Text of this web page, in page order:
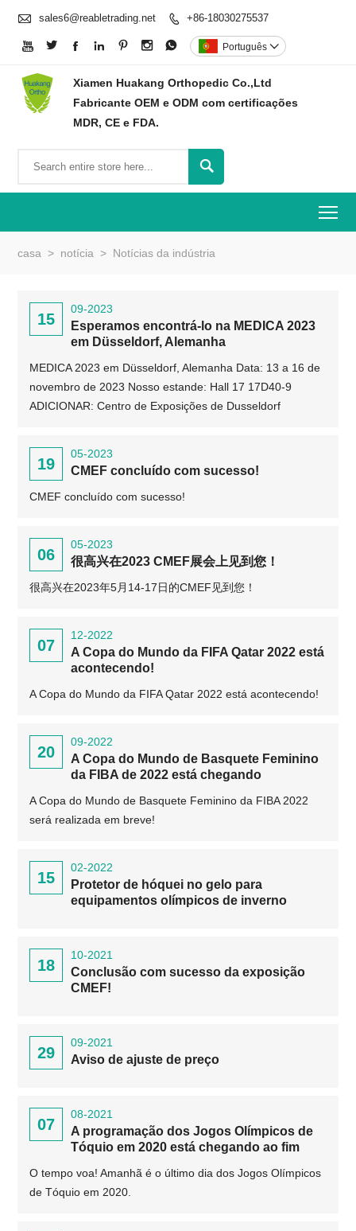
 sales6@reabletrading.net  +86-18030275537
       Português 
Xiamen Huakang Orthopedic Co.,Ltd
Fabricante OEM e ODM com certificações
MDR, CE e FDA.

casa > notícia > Notícias da indústria
15
09-2023
Esperamos encontrá-lo na MEDICA 2023
em Düsseldorf, Alemanha
MEDICA 2023 em Düsseldorf, Alemanha Data: 13 a 16 de
novembro de 2023 Nosso estande: Hall 17 17D40-9
ADICIONAR: Centro de Exposições de Dusseldorf
19
05-2023
CMEF concluído com sucesso!
CMEF concluído com sucesso!
06
05-2023
很高兴在2023 CMEF展会上见到您！
很高兴在2023年5月14-17日的CMEF见到您！
07
12-2022
A Copa do Mundo da FIFA Qatar 2022 está
acontecendo!
A Copa do Mundo da FIFA Qatar 2022 está acontecendo!
20
09-2022
A Copa do Mundo de Basquete Feminino
da FIBA ​​de 2022 está chegando
A Copa do Mundo de Basquete Feminino da FIBA ​​2022
será realizada em breve!
15
02-2022
Protetor de hóquei no gelo para
equipamentos olímpicos de inverno
18
10-2021
Conclusão com sucesso da exposição
CMEF!
29
09-2021
Aviso de ajuste de preço
07
08-2021
A programação dos Jogos Olímpicos de
Tóquio em 2020 está chegando ao fim
O tempo voa! Amanhã é o último dia dos Jogos Olímpicos
de Tóquio em 2020.